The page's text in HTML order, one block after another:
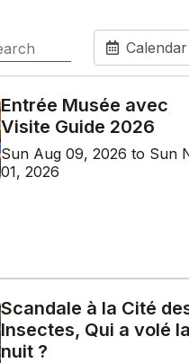
Calendar
Entrée Musée avec
Visite Guide 2026
Sun Aug 09, 2026 to Sun
01, 2026
Scandale à la Cité
Insectes, Qui a volé la
nuit ?